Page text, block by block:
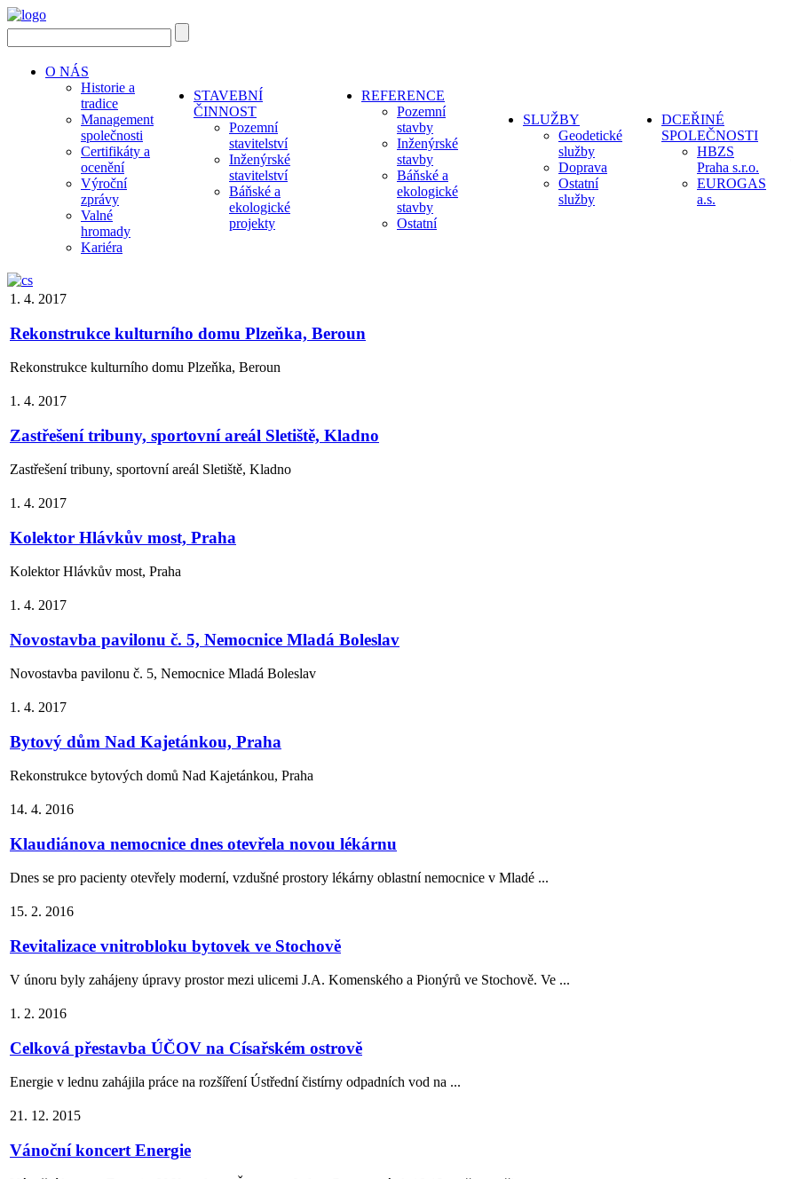
O NÁS
Historie a
tradice
Management
společnosti
Certifikáty a
ocenění
Výroční
zprávy
Valné
hromady
Kariéra
STAVEBNÍ
ČINNOST
Pozemní
stavitelství
Inženýrské
stavitelství
Báňské a
ekologické
projekty
REFERENCE
Pozemní
stavby
Inženýrské
stavby
Báňské a
ekologické
stavby
Ostatní
SLUŽBY
Geodetické
služby
Doprava
Ostatní
služby
DCEŘINÉ
SPOLEČNOSTI
HBZS
Praha s.r.o.
EUROGAS
a.s.
1. 4. 2017
Rekonstrukce kulturního domu Plzeňka, Beroun
Rekonstrukce kulturního domu Plzeňka, Beroun
1. 4. 2017
Zastřešení tribuny, sportovní areál Sletiště, Kladno
Zastřešení tribuny, sportovní areál Sletiště, Kladno
1. 4. 2017
Kolektor Hlávkův most, Praha
Kolektor Hlávkův most, Praha
1. 4. 2017
Novostavba pavilonu č. 5, Nemocnice Mladá Boleslav
Novostavba pavilonu č. 5, Nemocnice Mladá Boleslav
1. 4. 2017
Bytový dům Nad Kajetánkou, Praha
Rekonstrukce bytových domů Nad Kajetánkou, Praha
14. 4. 2016
Klaudiánova nemocnice dnes otevřela novou lékárnu
Dnes se pro pacienty otevřely moderní, vzdušné prostory lékárny oblastní nemocnice v Mladé ...
15. 2. 2016
Revitalizace vnitrobloku bytovek ve Stochově
V únoru byly zahájeny úpravy prostor mezi ulicemi J.A. Komenského a Pionýrů ve Stochově. Ve ...
1. 2. 2016
Celková přestavba ÚČOV na Císařském ostrově
Energie v lednu zahájila práce na rozšíření Ústřední čistírny odpadních vod na ...
21. 12. 2015
Vánoční koncert Energie